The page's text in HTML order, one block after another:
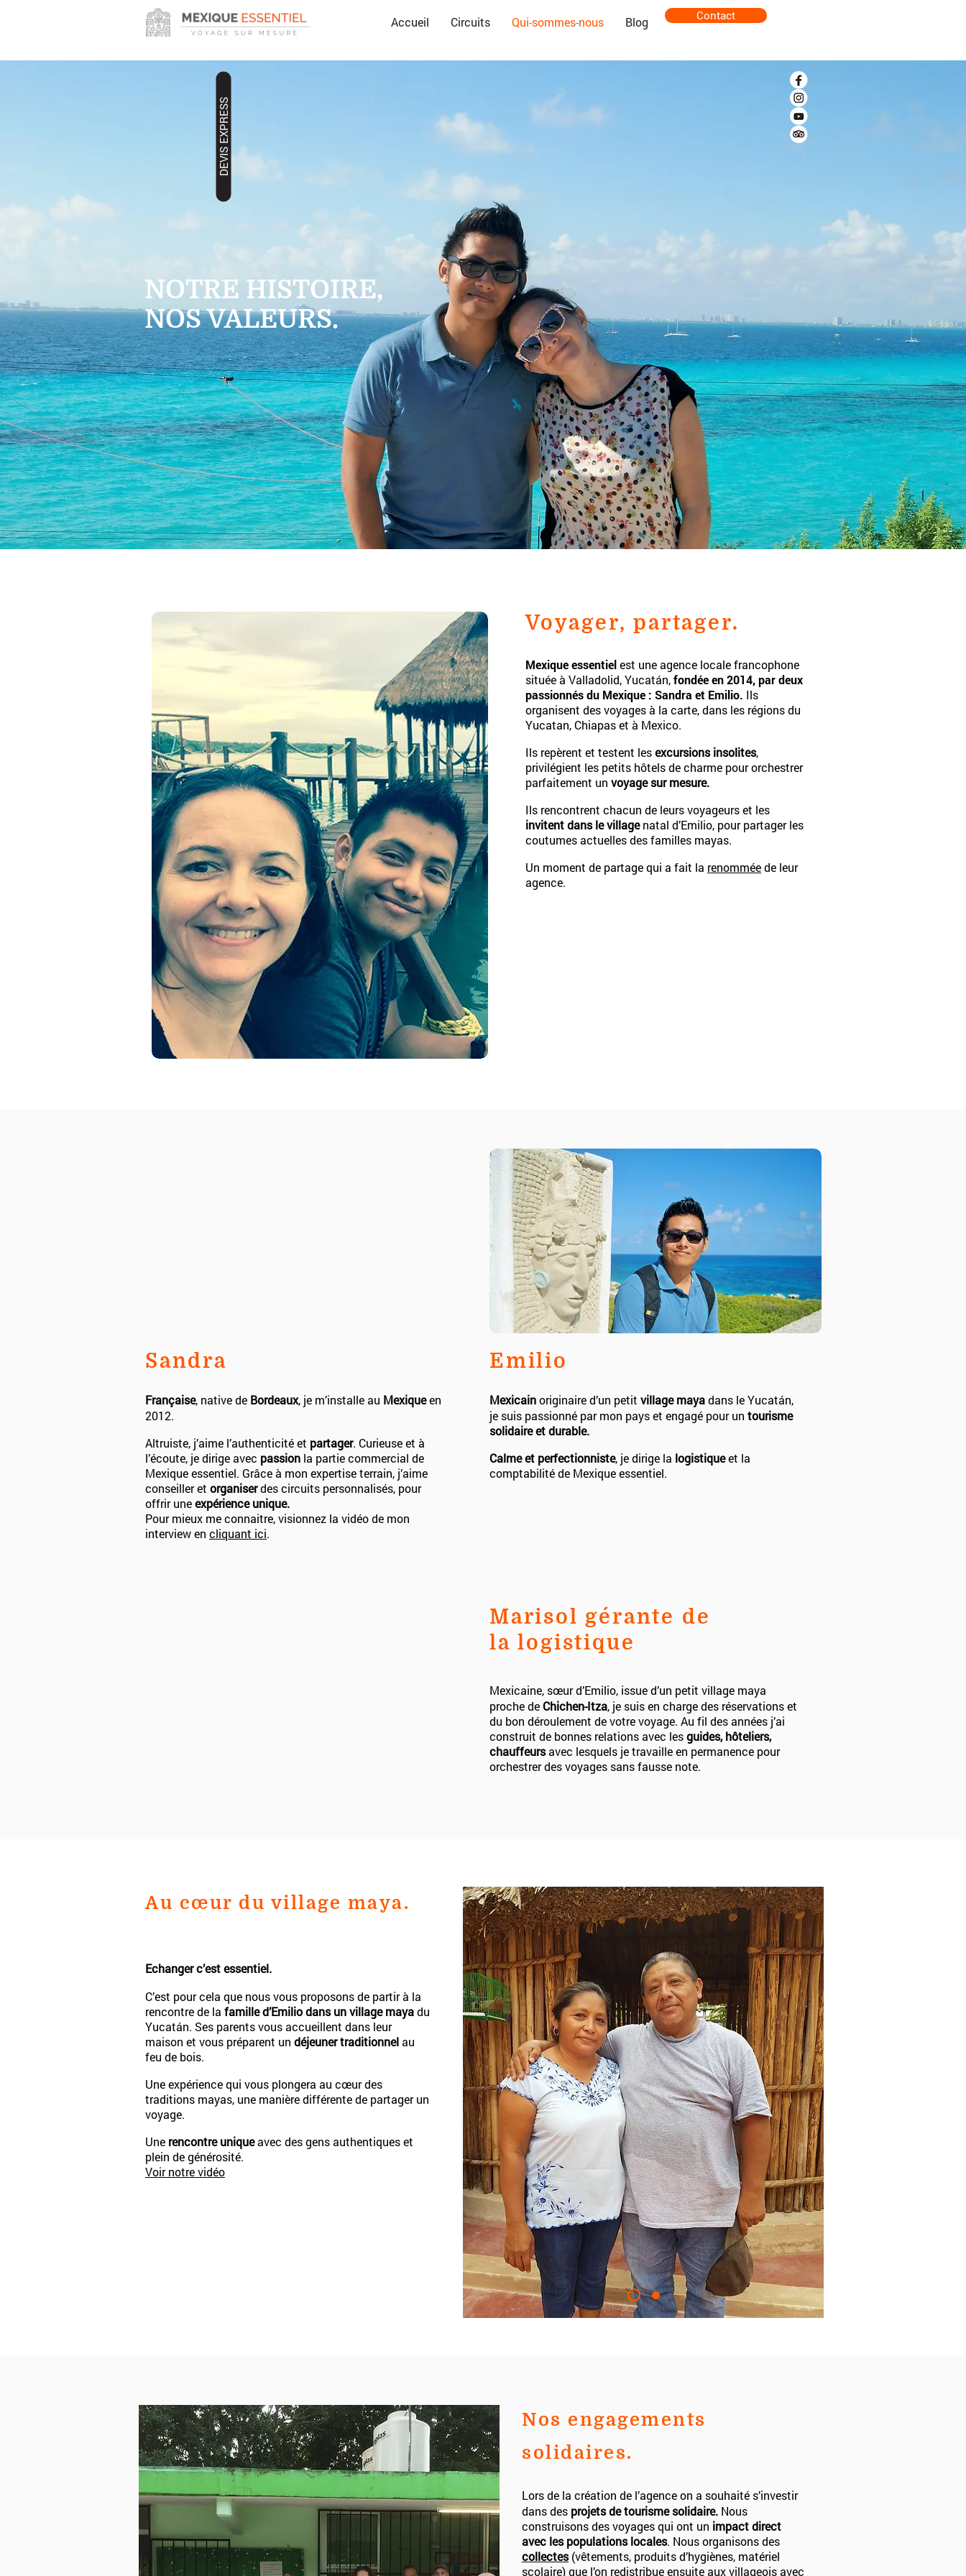
Accueil Circuits Qui-sommes-nous Blog Contact
DEVIS EXPRESS
NOTRE HISTOIRE,
NOS VALEURS.
Voyager, partager.
Mexique essentielest une agence locale francophone
située à Valladolid, Yucatán,fondée en 2014, par deux
passionnés du Mexique : Sandra et Emilio. Ils
organisent des voyages à la carte, dans les régions du
Yucatan, Chiapas et à Mexico.
Ils repèrent et testent lesexcursions insolites,
privilégient les petits hôtels de charme pour orchestrer
parfaitement un voyage sur mesure.
Ils rencontrent chacun de leurs voyageurs et les
invitent dans le villagenatal d’Emilio, pour partager les
coutumes actuelles des familles mayas.
Un moment de partage qui a fait la renomméede leur
agence.
Sandra
Française, native de Bordeaux, je m’installe au Mexiqueen
2012.
Altruiste, j’aime l’authenticité et partager. Curieuse et à
l’écoute, je dirige avec passion la partie commercial de
Mexique essentiel. Grâce à mon expertise terrain, j’aime
conseiller et organiserdes circuits personnalisés, pour
offrir uneexpérience unique.
Pour mieux me connaitre, visionnez la vidéo de mon
interview en cliquant ici.
Emilio
Mexicainoriginaire d’un petit village mayadans le Yucatán,
je suis passionné par mon pays et engagé pour un tourisme
solidaire et durable.
Calme et perfectionniste, je dirige la logistiqueet la
comptabilité de Mexique essentiel.
Marisol gérante de
la logistique
Mexicaine, sœur d’Emilio, issue d’un petit village maya
proche de Chichen-Itza, je suis en charge des réservations et
du bon déroulement de votre voyage. Au fil des années j’ai
construit de bonnes relations avec lesguides, hôteliers,
chauffeursavec lesquels je travaille en permanence pour
orchestrer des voyages sans fausse note.
Au cœur du village maya.
Echanger c’est essentiel.
C’est pour cela que nous vous proposons de partir à la
rencontre de la famille d’Emilio dans un village mayadu
Yucatán. Ses parents vous accueillent dans leur
maison et vous préparent un déjeuner traditionnelau
feu de bois.
Une expérience qui vous plongera au cœur des
traditions mayas, une manière différente de partager un
voyage.
Une rencontre uniqueavec des gens authentiques et
plein de générosité.
Voir notre vidéo
Nos engagements
solidaires.
Lors de la création de l’agence on a souhaité s’investir
dans des projets de tourisme solidaire. Nous
construisons des voyages qui ont un impact direct
avec les populations locales. Nous organisons des
collectes (vêtements, produits d’hygiènes, matériel
scolaire) que l’on redistribue ensuite aux villageois avec